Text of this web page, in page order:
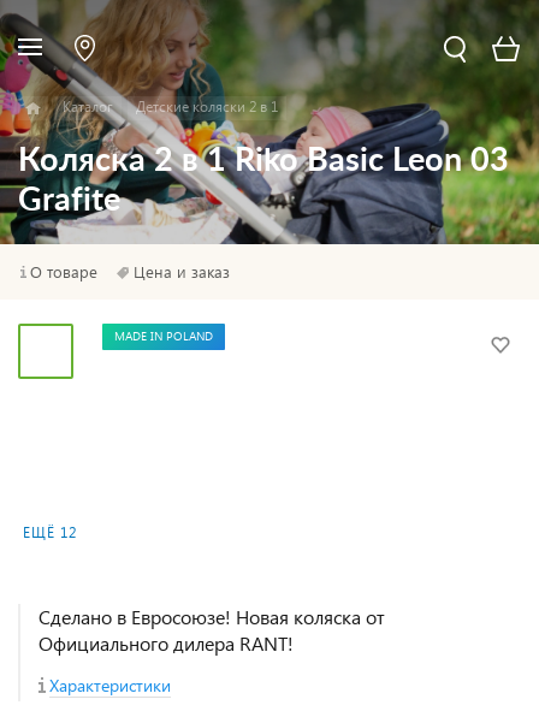
Каталог Детские коляски 2 в 1
Коляска 2 в 1 Riko Basic Leon 03
Grafite
О товаре Цена и заказ
ЕЩЁ 12
MADE IN POLAND
Сделано в Евросоюзе! Новая коляска от
Официального дилера RANT!
Характеристики